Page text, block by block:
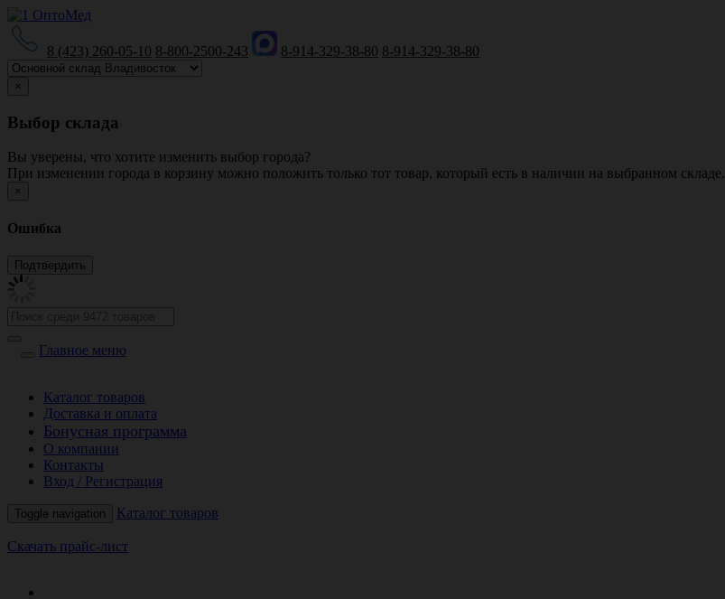
8 (423) 260-05-10 8-800-2500-243 8-914-329-38-80 8-914-329-38-80
×
Выбор склада
Вы уверены, что хотите изменить выбор города?
При изменении города в корзину можно положить только тот товар, который есть в наличии на выбранном складе.
×
Ошибка
Главное меню
Каталог товаров
Доставка и оплата
Бонусная программа
О компании
Контакты
Вход / Регистрация
Toggle navigation Каталог товаров
Скачать прайс-лист